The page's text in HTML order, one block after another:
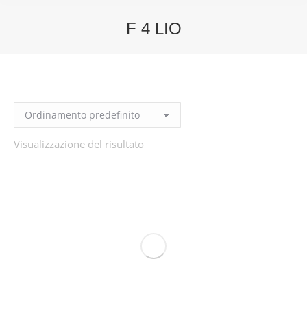
F 4 LIO
Visualizzazione del risultato